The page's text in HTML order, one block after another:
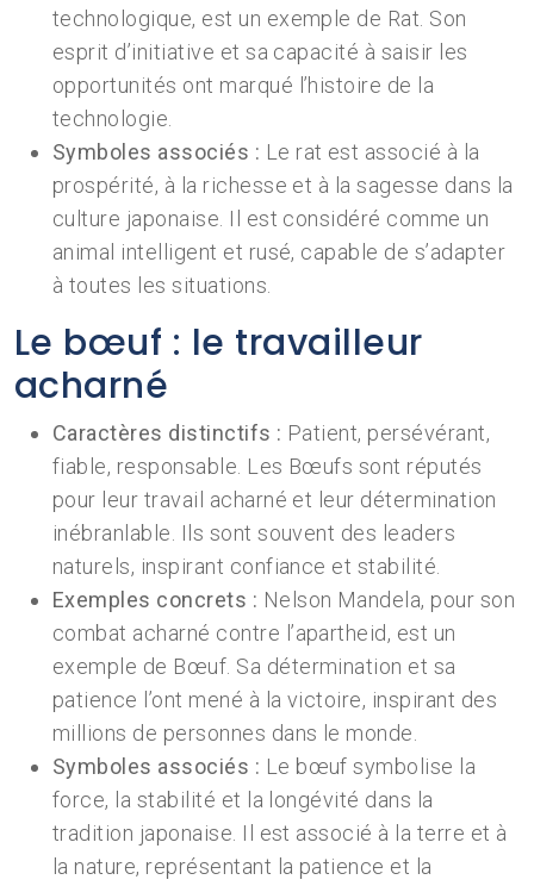
technologique, est un exemple de Rat. Son
esprit d’initiative et sa capacité à saisir les
opportunités ont marqué l’histoire de la
technologie.
Symboles associés : Le rat est associé à la
prospérité, à la richesse et à la sagesse dans la
culture japonaise. Il est considéré comme un
animal intelligent et rusé, capable de s’adapter
à toutes les situations.
Le bœuf : le travailleur
acharné
Caractères distinctifs : Patient, persévérant,
fiable, responsable. Les Bœufs sont réputés
pour leur travail acharné et leur détermination
inébranlable. Ils sont souvent des leaders
naturels, inspirant confiance et stabilité.
Exemples concrets : Nelson Mandela, pour son
combat acharné contre l’apartheid, est un
exemple de Bœuf. Sa détermination et sa
patience l’ont mené à la victoire, inspirant des
millions de personnes dans le monde.
Symboles associés : Le bœuf symbolise la
force, la stabilité et la longévité dans la
tradition japonaise. Il est associé à la terre et à
la nature, représentant la patience et la